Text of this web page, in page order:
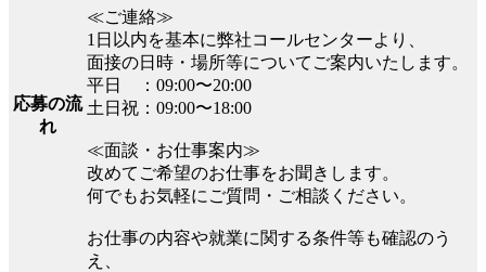
応募の流
れ
≪ご連絡≫
1日以内を基本に弊社コールセンターより、
面接の日時・場所等についてご案内いたします。
平日 ：09:00〜20:00
土日祝：09:00〜18:00
≪面談・お仕事案内≫
改めてご希望のお仕事をお聞きします。
何でもお気軽にご質問・ご相談ください。
お仕事の内容や就業に関する条件等も確認のう
え、